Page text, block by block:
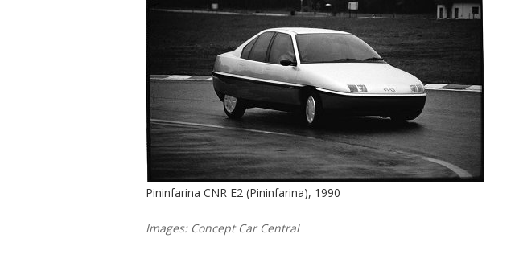
Pininfarina CNR E2 (Pininfarina), 1990
Images: Concept Car Central